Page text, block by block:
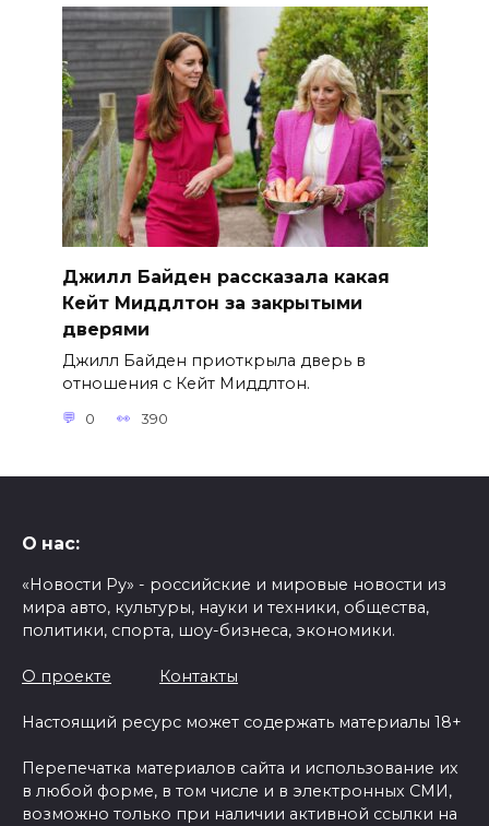
Джилл Байден рассказала какая
Кейт Миддлтон за закрытыми
дверями
Джилл Байден приоткрыла дверь в
отношения с Кейт Миддлтон.
0 390
О нас:
«Новости Ру» - российские и мировые новости из
мира авто, культуры, науки и техники, общества,
политики, спорта, шоу-бизнеса, экономики.
О проекте Контакты
Настоящий ресурс может содержать материалы 18+
Перепечатка материалов сайта и использование их
в любой форме, в том числе и в электронных СМИ,
возможно только при наличии активной ссылки на